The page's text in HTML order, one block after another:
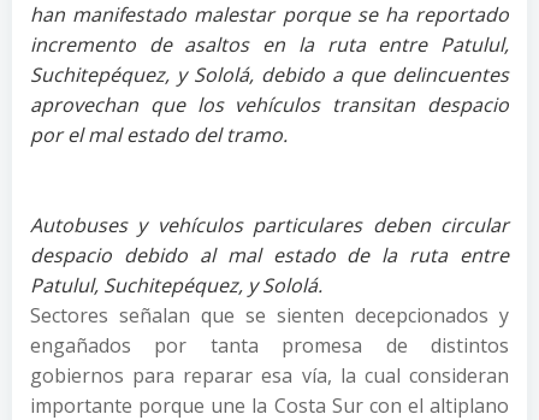
han manifestado malestar porque se ha reportado
incremento de asaltos en la ruta entre Patulul,
Suchitepéquez, y Sololá, debido a que delincuentes
aprovechan que los vehículos transitan despacio
por el mal estado del tramo.
Autobuses y vehículos particulares deben circular
despacio debido al mal estado de la ruta entre
Patulul, Suchitepéquez, y Sololá.
Sectores señalan que se sienten decepcionados y
engañados por tanta promesa de distintos
gobiernos para reparar esa vía, la cual consideran
importante porque une la Costa Sur con el altiplano